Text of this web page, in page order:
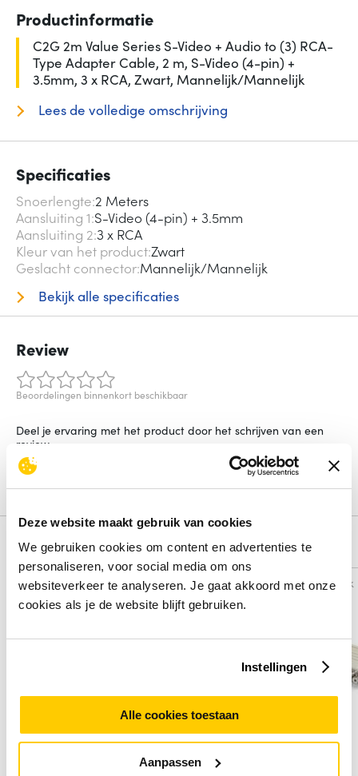
Deze website maakt gebruik van cookies
We gebruiken cookies om content en advertenties te
personaliseren, voor social media om ons
websiteverkeer te analyseren. Je gaat akkoord met onze
cookies als je de website blijft gebruiken.
Instellingen
Alle cookies toestaan
Aanpassen
Productinformatie
C2G 2m Value Series S-Video + Audio to (3) RCA-
Type Adapter Cable, 2 m, S-Video (4-pin) +
3.5mm, 3 x RCA, Zwart, Mannelijk/Mannelijk
Lees de volledige omschrijving
Specificaties
Snoerlengte 2 Meters
Aansluiting 1 S-Video (4-pin) + 3.5mm
Aansluiting 2 3 x RCA
Kleur van het productZwart
Geslacht connector Mannelijk/Mannelijk
Bekijk alle specificaties
Review
Beoordelingen binnenkort beschikbaar
Deel je ervaring met het product door het schrijven van een
review.
Schrijf een review
Alternatieven
Vergelijk Vergelijk